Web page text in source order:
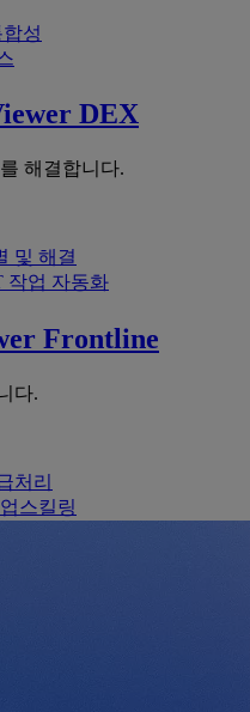
성
DEX
해결합니다.
및 해결
작업 자동화
Frontline
다.
처리
스킬링